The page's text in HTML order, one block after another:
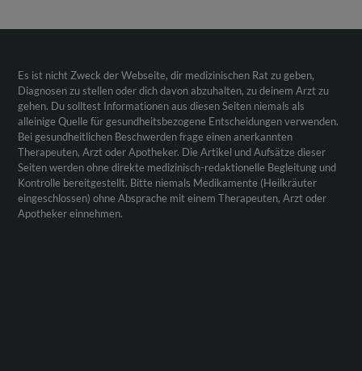
Es ist nicht Zweck der Webseite, dir medizinischen Rat zu geben,
Diagnosen zu stellen oder dich davon abzuhalten, zu deinem Arzt zu
gehen. Du solltest Informationen aus diesen Seiten niemals als
alleinige Quelle für gesundheitsbezogene Entscheidungen verwenden.
Bei gesundheitlichen Beschwerden frage einen anerkannten
Therapeuten, Arzt oder Apotheker. Die Artikel und Aufsätze dieser
Seiten werden ohne direkte medizinisch-redaktionelle Begleitung und
Kontrolle bereitgestellt. Bitte niemals Medikamente (Heilkräuter
eingeschlossen) ohne Absprache mit einem Therapeuten, Arzt oder
Apotheker einnehmen.